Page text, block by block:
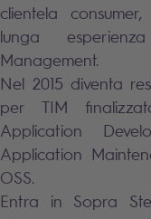
clientela
lunga
Management.
Nel 2015 diventa
per TIM
Application
Application
OSS.
Entra in Sopra